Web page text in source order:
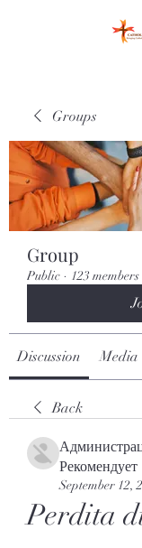
Groups
Group
Public · 123 members
Discussion Media
Back
Рекомендует
September 12,
Perdita